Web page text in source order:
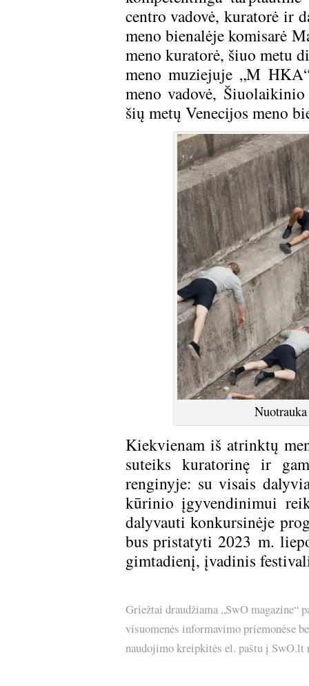
centro vadovė, kuratorė ir
meno bienalėje komisarė
meno kuratorė, šiuo metu
meno muziejuje „M
meno vadovė,
šių metų Venecijos meno
Kiekvienam iš atrinktų
suteiks kuratorinę ir
renginyje: su visais
kūrinio įgyvendinimui
dalyvauti konkursinėje
bus pristatyti 2023 m.
gimtadienį, įvadinis
Griežtai draudžiama „SwO magazine“
visuomenės informavimo priemonėse
naudojimo kreipkitės el. paštu į